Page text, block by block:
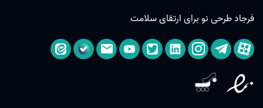
فرجاد طرحی نو برای ارتقای سلامت